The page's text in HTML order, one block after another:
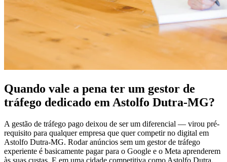
Quando vale a pena ter um gestor de
tráfego dedicado em Astolfo Dutra-MG?
A gestão de tráfego pago deixou de ser um diferencial — virou pré-
requisito para qualquer empresa que quer competir no digital em
Astolfo Dutra-MG. Rodar anúncios sem um gestor de tráfego
experiente é basicamente pagar para o Google e o Meta aprenderem
às suas custas. E em uma cidade competitiva como Astolfo Dutra,